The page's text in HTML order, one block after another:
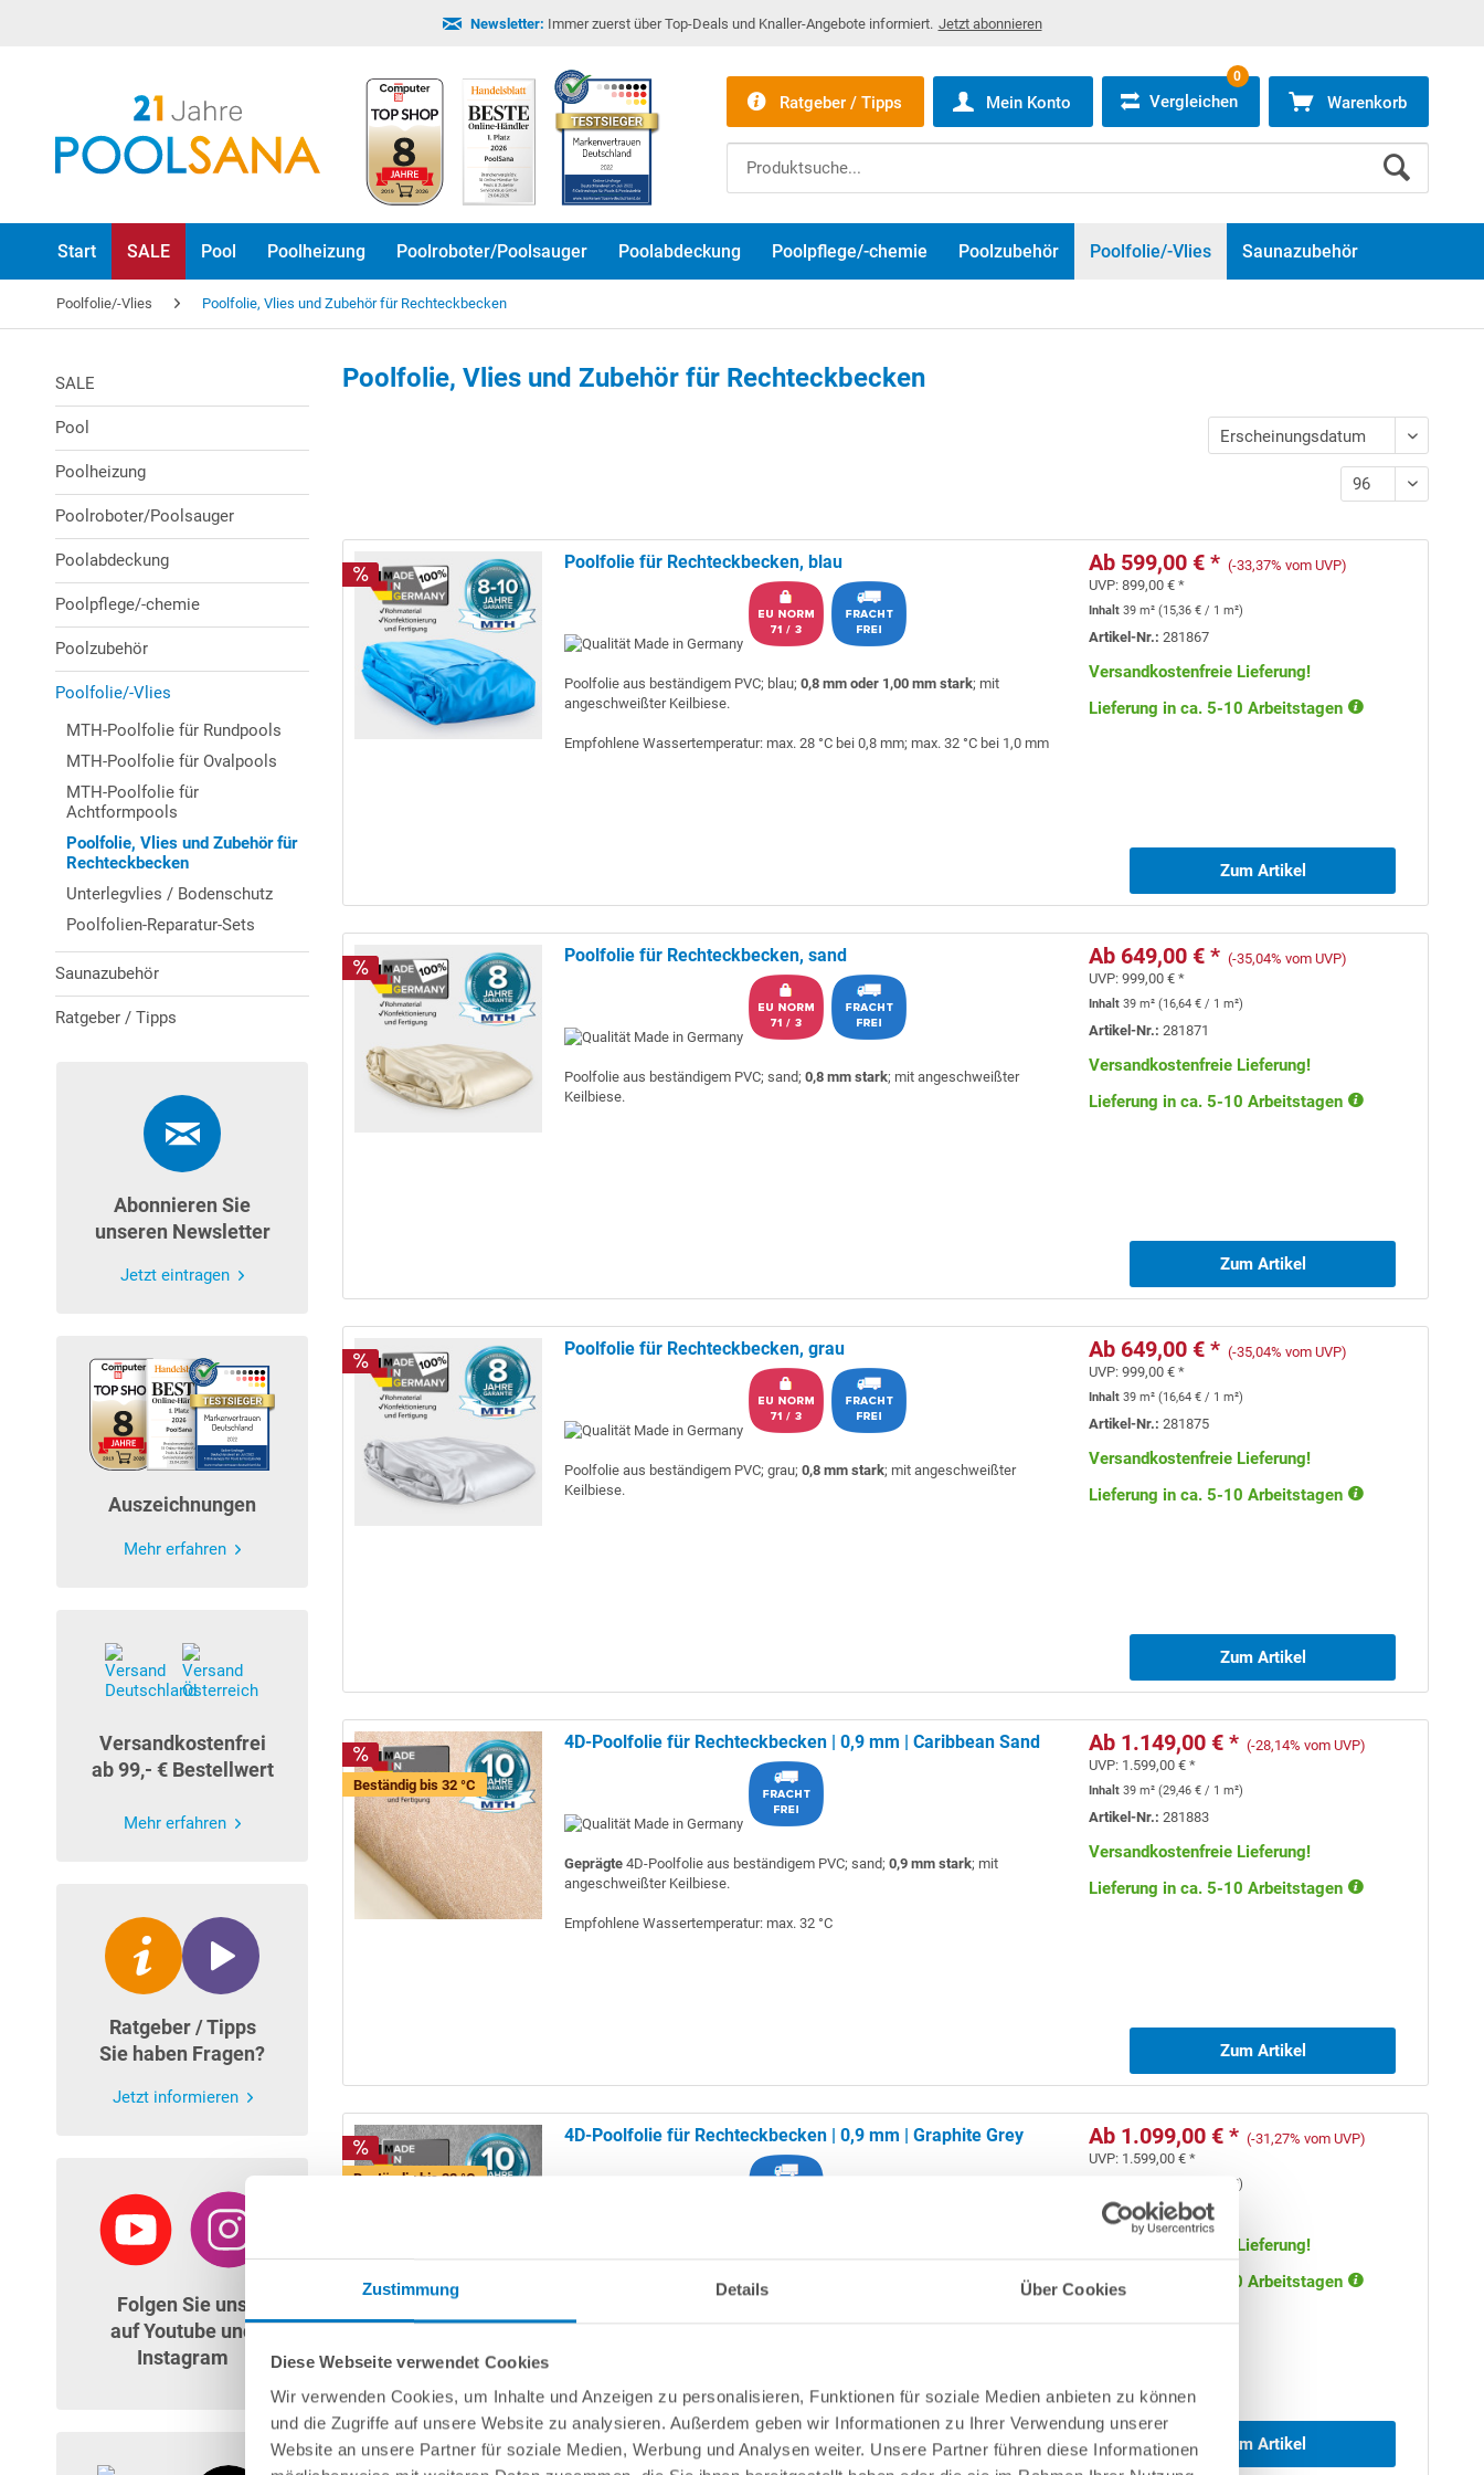
Zustimmung Details Über Cookies
Diese Webseite verwendet Cookies
Wir verwenden Cookies, um Inhalte und Anzeigen zu personalisieren, Funktionen für soziale Medien anbieten zu können
und die Zugriffe auf unsere Website zu analysieren. Außerdem geben wir Informationen zu Ihrer Verwendung unserer
Website an unsere Partner für soziale Medien, Werbung und Analysen weiter. Unsere Partner führen diese Informationen
Newsletter: Immer zuerst über Top-Deals und Knaller-Angebote informiert. Jetzt abonnieren
Ratgeber / Tipps Mein Konto Vergleichen
0
Warenkorb
Start SALE Pool Poolheizung Poolroboter/Poolsauger Poolabdeckung Poolpflege/-chemie Poolzubehör Poolfolie/-Vlies Saunazubehör
Poolfolie/-Vlies Poolfolie, Vlies und Zubehör für Rechteckbecken
SALE
Pool
Poolheizung
Poolroboter/Poolsauger
Poolabdeckung
Poolpflege/-chemie
Poolzubehör
Poolfolie/-Vlies
MTH-Poolfolie für Rundpools
MTH-Poolfolie für Ovalpools
MTH-Poolfolie für
Achtformpools
Poolfolie, Vlies und Zubehör für
Rechteckbecken
Unterlegvlies / Bodenschutz
Poolfolien-Reparatur-Sets
Saunazubehör
Ratgeber / Tipps
Abonnieren Sie
unseren Newsletter
Jetzt eintragen
Auszeichnungen
Mehr erfahren
Versandkostenfrei
ab 99,- € Bestellwert
Mehr erfahren
Ratgeber / Tipps
Sie haben Fragen?
Jetzt informieren
Folgen Sie uns
auf Youtube und
Instagram
Poolfolie, Vlies und Zubehör für Rechteckbecken
Poolfolie für Rechteckbecken, blau
Poolfolie aus beständigem PVC; blau;0,8 mm oder 1,00 mm stark; mit
angeschweißter Keilbiese.
Empfohlene Wassertemperatur: max. 28 °C bei 0,8 mm; max. 32 °C bei 1,0 mm
Ab 599,00 € * (-33,37% vom UVP)
UVP:899,00 € *
Inhalt39 m²(15,36 € / 1 m²)
Artikel-Nr.:281867
Versandkostenfreie Lieferung!
Lieferung in ca. 5-10 Arbeitstagen
Zum Artikel
Poolfolie für Rechteckbecken, sand
Poolfolie aus beständigem PVC; sand;0,8 mm stark; mit angeschweißter
Keilbiese.
Ab 649,00 € * (-35,04% vom UVP)
UVP:999,00 € *
Inhalt39 m²(16,64 € / 1 m²)
Artikel-Nr.:281871
Versandkostenfreie Lieferung!
Lieferung in ca. 5-10 Arbeitstagen
Zum Artikel
Poolfolie für Rechteckbecken, grau
Poolfolie aus beständigem PVC; grau;0,8 mm stark; mit angeschweißter
Keilbiese.
Ab 649,00 € * (-35,04% vom UVP)
UVP:999,00 € *
Inhalt39 m²(16,64 € / 1 m²)
Artikel-Nr.:281875
Versandkostenfreie Lieferung!
Lieferung in ca. 5-10 Arbeitstagen
Zum Artikel
Beständig bis 32 °C
4D-Poolfolie für Rechteckbecken | 0,9 mm | Caribbean Sand
Geprägte 4D-Poolfolie aus beständigem PVC; sand;0,9 mm stark; mit
angeschweißter Keilbiese.
Empfohlene Wassertemperatur: max. 32 °C
Ab 1.149,00 € * (-28,14% vom UVP)
UVP: 1.599,00 € *
Inhalt39 m²(29,46 € / 1 m²)
Artikel-Nr.:281883
Versandkostenfreie Lieferung!
Lieferung in ca. 5-10 Arbeitstagen
Zum Artikel
Beständig bis 32 °C
4D-Poolfolie für Rechteckbecken | 0,9 mm | Graphite Grey
Empfohlene Wassertemperatur: max. 32 °C
Ab 1.099,00 € * (-31,27% vom UVP)
UVP: 1.599,00 € *
/ 1 m²)
Artikel-Nr.:281887
Versandkostenfreie Lieferung!
Lieferung in ca. 5-10 Arbeitstagen
Zum Artikel